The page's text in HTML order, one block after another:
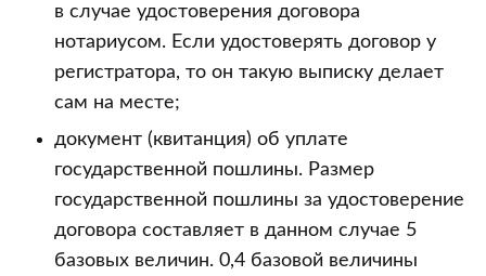
в случае удостоверения договора
нотариусом. Если удостоверять договор у
регистратора, то он такую выписку делает
сам на месте;
документ (квитанция) об уплате
государственной пошлины. Размер
государственной пошлины за удостоверение
договора составляет в данном случае 5
базовых величин. 0,4 базовой величины